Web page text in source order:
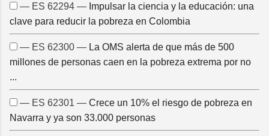
— ES 62294 — Impulsar la ciencia y la educación: una
clave para reducir la pobreza en Colombia
— ES 62300 — La OMS alerta de que más de 500
millones de personas caen en la pobreza extrema por no
...
— ES 62301 — Crece un 10% el riesgo de pobreza en
Navarra y ya son 33.000 personas